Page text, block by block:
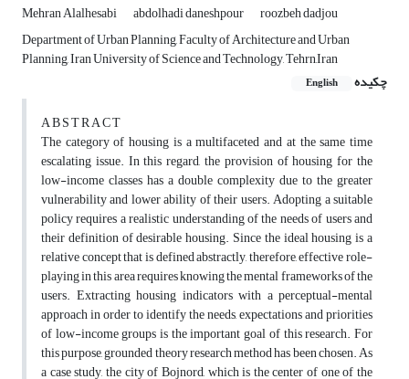
Mehran Alalhesabi abdolhadi daneshpour
roozbeh dadjou
Department of Urban Planning, Faculty of Architecture and Urban
Planning, Iran University of Science and Technology, Tehrn,Iran
چکیده
English
A B S T R A C T
The category of housing is a multifaceted and at the same time
escalating issue. In this regard, the provision of housing for the
low-income classes has a double complexity due to the greater
vulnerability and lower ability of their users. Adopting a suitable
policy requires a realistic understanding of the needs of users and
their definition of desirable housing. Since the ideal housing is a
relative concept that is defined abstractly, therefore, effective role-
playing in this area requires knowing the mental frameworks of the
users. Extracting housing indicators with a perceptual-mental
approach in order to identify the needs, expectations and priorities
of low-income groups is the important goal of this research. For
this purpose, grounded theory research method has been chosen. As
a case study, the city of Bojnord, which is the center of one of the